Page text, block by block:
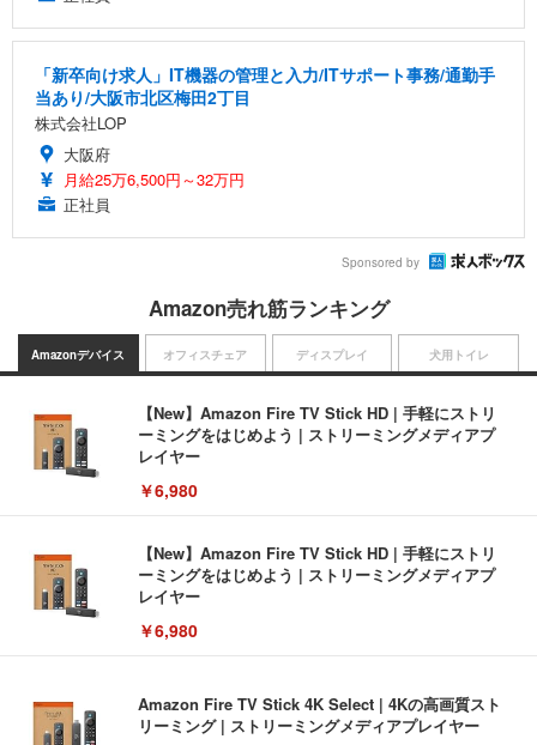
「新卒向け求人」IT機器の管理と入力/ITサポート事務/通勤手
当あり/大阪市北区梅田2丁目
株式会社LOP
大阪府
月給25万6,500円～32万円
正社員
Sponsored by
Amazon売れ筋ランキング
Amazonデバイス
【New】Amazon Fire TV Stick HD | 手軽にストリ
ーミングをはじめよう | ストリーミングメディアプ
レイヤー
￥6,980
【New】Amazon Fire TV Stick HD | 手軽にストリ
ーミングをはじめよう | ストリーミングメディアプ
レイヤー
￥6,980
Amazon Fire TV Stick 4K Select | 4Kの高画質スト
リーミング | ストリーミングメディアプレイヤー
オフィスチェア ディスプレイ 犬用トイレ